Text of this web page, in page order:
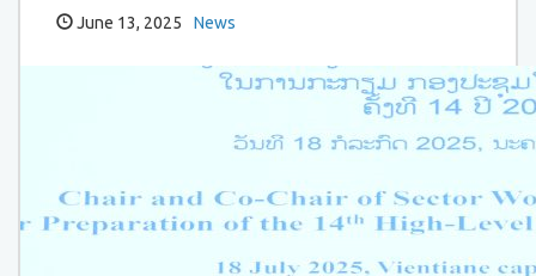
June 13, 2025 News